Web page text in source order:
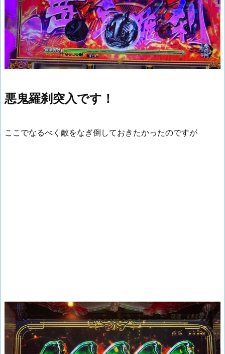
悪鬼羅刹突入です！
ここでなるべく敵をなぎ倒しておきたかったのですが